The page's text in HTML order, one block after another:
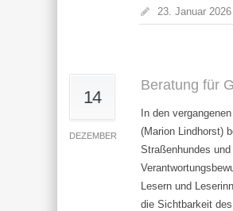
23. Januar 2026
14
DEZEMBER
Beratung für
In den
(Marion Lindhorst)
Straßenhundes
Lesern und
die Sichtbarkeit